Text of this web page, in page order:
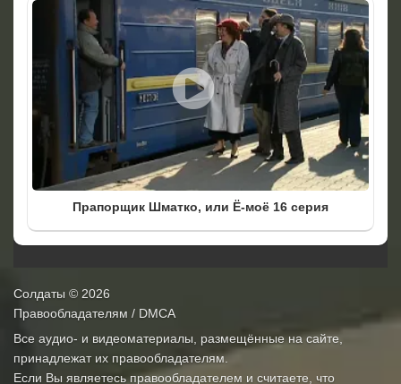
Прапорщик Шматко, или Ё-моё 16 серия
Солдаты © 2026
Правообладателям / DMCA
Все аудио- и видеоматериалы, размещённые на сайте,
принадлежат их правообладателям.
Если Вы являетесь правообладателем и считаете, что